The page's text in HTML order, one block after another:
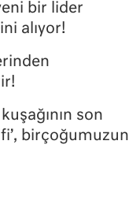
bir lider
alıyor!
son
birçoğumuzun